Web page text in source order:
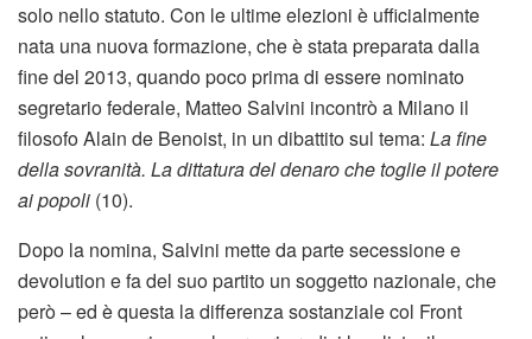
solo nello statuto. Con le ultime elezioni è ufficialmente
nata una nuova formazione, che è stata preparata dalla
fine del 2013, quando poco prima di essere nominato
segretario federale, Matteo Salvini incontrò a Milano il
filosofo Alain de Benoist, in un dibattito sul tema: La fine
della sovranità. La dittatura del denaro che toglie il potere
ai popoli (10).
Dopo la nomina, Salvini mette da parte secessione e
devolution e fa del suo partito un soggetto nazionale, che
però – ed è questa la differenza sostanziale col Front